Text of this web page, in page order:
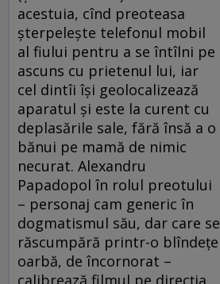
acestuia, cînd preoteasa
șterpelește telefonul mobil
al fiului pentru a se întîlni pe
ascuns cu prietenul lui, iar
cel dintîi își geolocalizează
aparatul și este la curent cu
deplasările sale, fără însă a o
bănui pe mamă de nimic
necurat. Alexandru
Papadopol în rolul preotului
– personaj cam generic în
dogmatismul său, dar care se
răscumpără printr-o blîndețe
oarbă, de încornorat –